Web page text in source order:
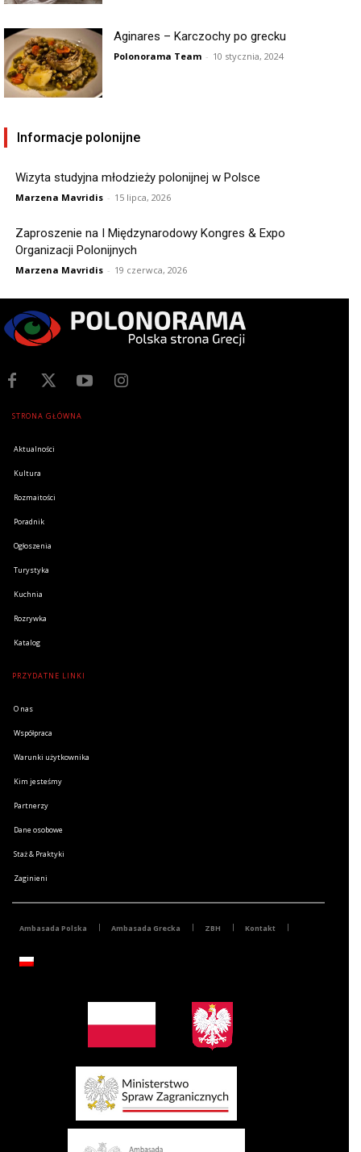
Aginares – Karczochy po grecku
Polonorama Team - 10 stycznia, 2024
Informacje polonijne
Wizyta studyjna młodzieży polonijnej w Polsce
Marzena Mavridis - 15 lipca, 2026
Zaproszenie na I Międzynarodowy Kongres & Expo
Organizacji Polonijnych
Marzena Mavridis - 19 czerwca, 2026
STRONA GŁÓWNA
Aktualności
Kultura
Rozmaitości
Poradnik
Ogłoszenia
Turystyka
Kuchnia
Rozrywka
Katalog
PRZYDATNE LINKI
O nas
Współpraca
Warunki użytkownika
Kim jesteśmy
Partnerzy
Dane osobowe
Staż & Praktyki
Zaginieni
Ambasada Polska Ambasada Grecka ZBH Kontakt